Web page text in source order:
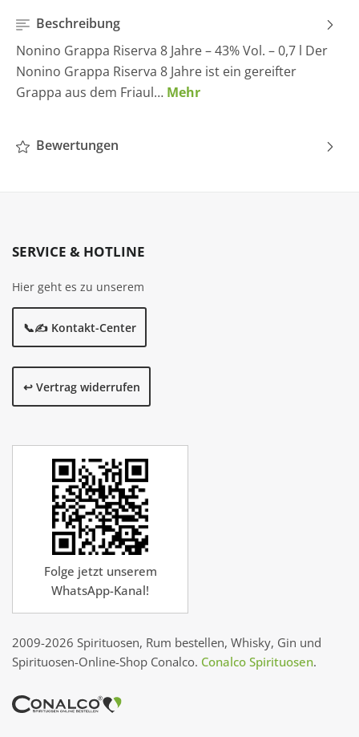
Beschreibung
Nonino Grappa Riserva 8 Jahre – 43% Vol. – 0,7 l Der
Nonino Grappa Riserva 8 Jahre ist ein gereifter
Grappa aus dem Friaul… Mehr
Bewertungen
SERVICE & HOTLINE
Hier geht es zu unserem
📞✍️ Kontakt-Center
↩️ Vertrag widerrufen
Folge jetzt unserem
WhatsApp-Kanal!
2009-2026 Spirituosen, Rum bestellen, Whisky, Gin und
Spirituosen-Online-Shop Conalco. Conalco Spirituosen.